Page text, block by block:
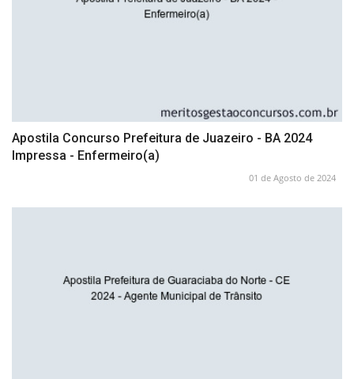
Apostila Concurso Prefeitura de Juazeiro - BA 2024
Impressa - Enfermeiro(a)
01 de Agosto de 2024